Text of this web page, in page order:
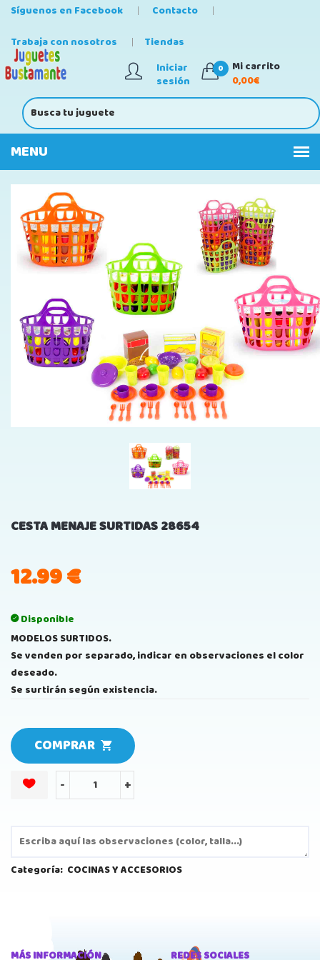
Síguenos en Facebook
Contacto
Trabaja con nosotros
Tiendas
Iniciar
sesión
0
Mi carrito
0,00€
CESTA MENAJE SURTIDAS 28654
12.99€
Disponible
MODELOS SURTIDOS.
Se venden por separado, indicar en observaciones el color
deseado.
Se surtirán según existencia.
COMPRAR
- +
Categoría: COCINAS Y ACCESORIOS
MÁS INFORMACIÓN REDES SOCIALES